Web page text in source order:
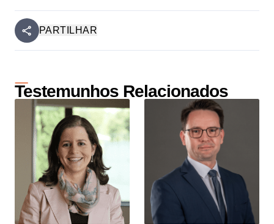
PARTILHAR
Testemunhos Relacionados